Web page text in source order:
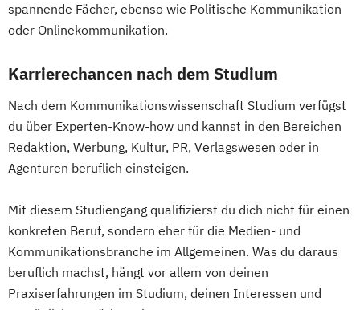
spannende Fächer, ebenso wie Politische Kommunikation
oder Onlinekommunikation.
Karrierechancen nach dem Studium
Nach dem Kommunikationswissenschaft Studium verfügst
du über Experten-Know-how und kannst in den Bereichen
Redaktion, Werbung, Kultur, PR, Verlagswesen oder in
Agenturen beruflich einsteigen.
Mit diesem Studiengang qualifizierst du dich nicht für einen
konkreten Beruf, sondern eher für die Medien- und
Kommunikationsbranche im Allgemeinen. Was du daraus
beruflich machst, hängt vor allem von deinen
Praxiserfahrungen im Studium, deinen Interessen und